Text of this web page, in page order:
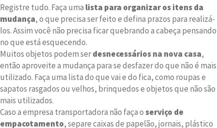
Registre tudo. Faça uma lista para organizar os itens da
mudança, o que precisa ser feito e defina prazos para realizá-
los. Assim você não precisa ficar quebrando a cabeça pensando
no que está esquecendo.
Muitos objetos podem serdesnecessários na nova casa,
então aproveite a mudança para se desfazer do que não é mais
utilizado. Faça uma lista do que vai e do fica, como roupas e
sapatos rasgados ou velhos, brinquedos e objetos que não são
mais utilizados.
Caso a empresa transportadora não faça oserviço de
empacotamento, separe caixas de papelão, jornais, plástico